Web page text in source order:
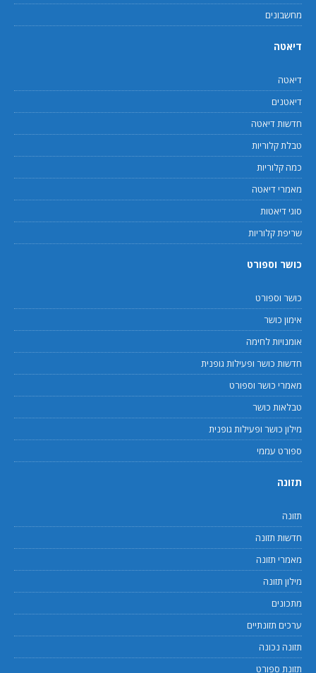
מחשבונים
דיאטה
דיאטה
דיאטנים
חדשות דיאטה
טבלת קלוריות
כמה קלוריות
מאמרי דיאטה
סוגי דיאטות
שריפת קלוריות
כושר וספורט
כושר וספורט
אימון כושר
אומנויות לחימה
חדשות כושר ופעילות גופנית
מאמרי כושר וספורט
טבלאות כושר
מילון כושר ופעילות גופנית
ספורט עממי
תזונה
תזונה
חדשות תזונה
מאמרי תזונה
מילון תזונה
מתכונים
ערכים תזונתיים
תזונה נכונה
תזונת ספורט